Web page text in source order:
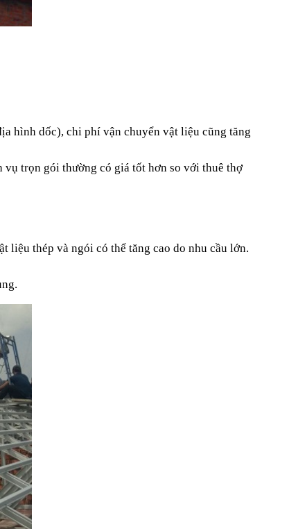
hình dốc), chi phí vận chuyển vật liệu cũng tăng
vụ trọn gói thường có giá tốt hơn so với thuê thợ
liệu thép và ngói có thể tăng cao do nhu cầu lớn.